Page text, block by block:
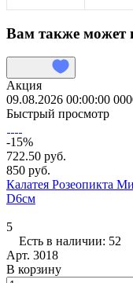
Вам также может
Акция
09.08.2026 00:00:00 000
Быстрый просмотр
-15%
722.50 руб.
850 руб.
Калатея Розеопикта
D6см
5
Есть в наличии: 52
Арт. 3018
В корзину